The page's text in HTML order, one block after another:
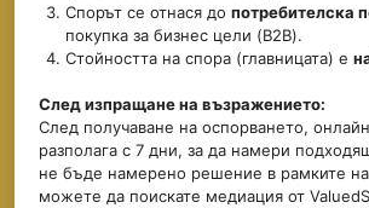
Спорът се отнася допотребителска
покупка за бизнес цели (B2B).
Стойността на спора (главницата) е
След изпращане на възражението:
След получаване на оспорването,
разполага с 7 дни, за да намери
не бъде намерено решение в рамките
можете да поискате медиация от